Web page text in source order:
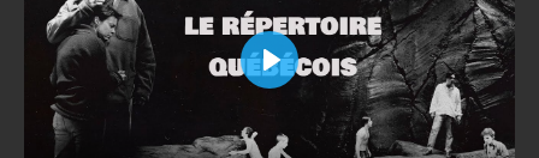
Play